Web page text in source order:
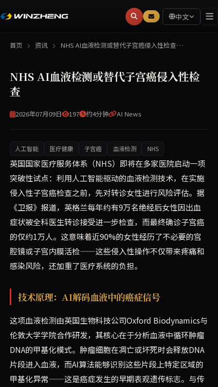
中文
首页 资讯 NHS AI血液检测或替代子宫癌侵入性检查…
NHS AI血液检测或替代子宫癌侵入性检
查
2026年07月09日 197 约4分钟 AI News
人工智能 医疗健康 子宫癌 血液检测 NHS
英国国家医疗服务体系（NHS）计划在多家医院试点一种
英国国家医疗服务体系（NHS）即将在多家医院启动一项
突破性试点：利用人工智能驱动的血液检测技术，在实施
侵入性子宫癌检查之前，先对转诊女性进行风险评估。据
《卫报》报道，英格兰每年约有9万名绝经后女性因出血
症状被全科医生转诊接受进一步检查，而最终确诊子宫癌
的仅约1万人。这意味着近90%的女性经历了不必要的宫
腔镜或子宫内膜活检——这些侵入性操作不仅带来疼痛和
感染风险，还加重了医疗系统的负担。
技术原理：AI解码血液中的癌症信号
这项血液检测由英国生物科技公司Oxford Biodynamics与
伦敦大学学院合作研发，其核心在于分析血液中循环肿瘤
DNA的甲基化模式。肿瘤细胞在凋亡或坏死时会释放DNA
片段进入血液，而AI算法能够识别这些片段上特定区域的
甲基化异常——这是癌症发生的早期表观遗传标志。与传